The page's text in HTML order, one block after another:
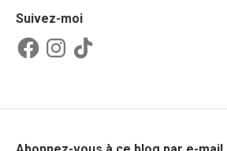
Suivez-moi
FacebookInstagram
TikTok